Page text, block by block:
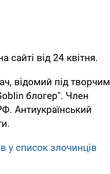
сайті від 24 квітня.
відомий під творчим
блогер". Член
Антиукраїнський
у список злочинців